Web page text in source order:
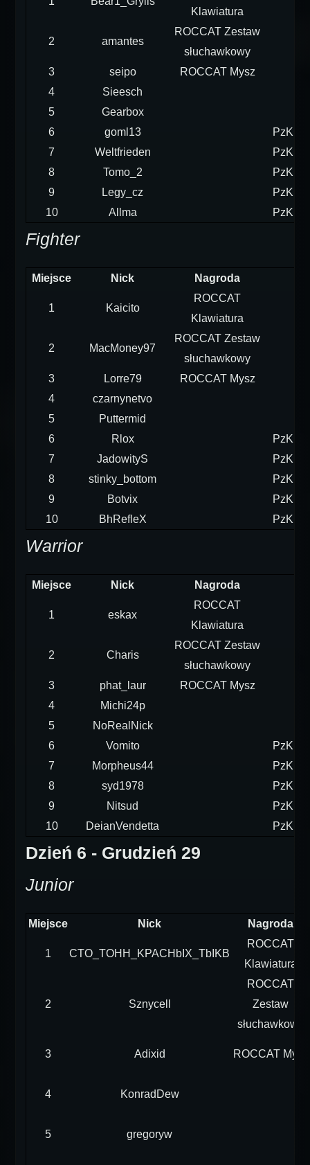
Klawiatura
2 amantes
ROCCAT Zestaw
słuchawkowy
3
seipo
ROCCAT Mysz
4
Sieesch
5
Gearbox
6
goml13
7
Weltfrieden
8
Tomo_2
9
Legy_cz
10
Allma
Fighter
Miejsce Nick Nagroda
1 Kaicito
ROCCAT
Klawiatura
2 MacMoney97
ROCCAT Zestaw
słuchawkowy
3
Lorre79
ROCCAT Mysz
4
czarnynetvo
5
Puttermid
6
Rlox
7
JadowityS
8
stinky_bottom
9
Botvix
10
BhRefleX
Warrior
Miejsce Nick Nagroda
1 eskax
ROCCAT
Klawiatura
2 Charis
ROCCAT Zestaw
słuchawkowy
3
phat_laur
ROCCAT Mysz
4
Michi24p
5
NoRealNick
6
Vomito
7
Morpheus44
8
syd1978
9
Nitsud
10
DeianVendetta
Dzień 6 - Grudzień 29
Junior
Miejsce Nick Nagroda
1 CTO_TOHH_KPACHbIX_TbIKB
ROCCAT
Klawiatura
2 Sznycell
ROCCAT
Zestaw
słuchawkowy
3 Adixid ROCCAT Mysz
4 KonradDew
5 gregoryw